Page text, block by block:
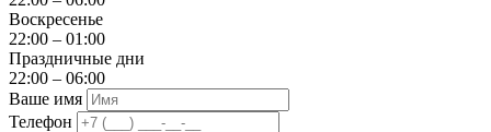
Воскресенье
22:00 – 01:00
Праздничные дни
22:00 – 06:00
Ваше имя
Телефон